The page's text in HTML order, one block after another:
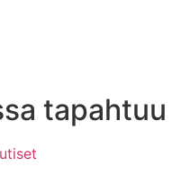
tapahtuu